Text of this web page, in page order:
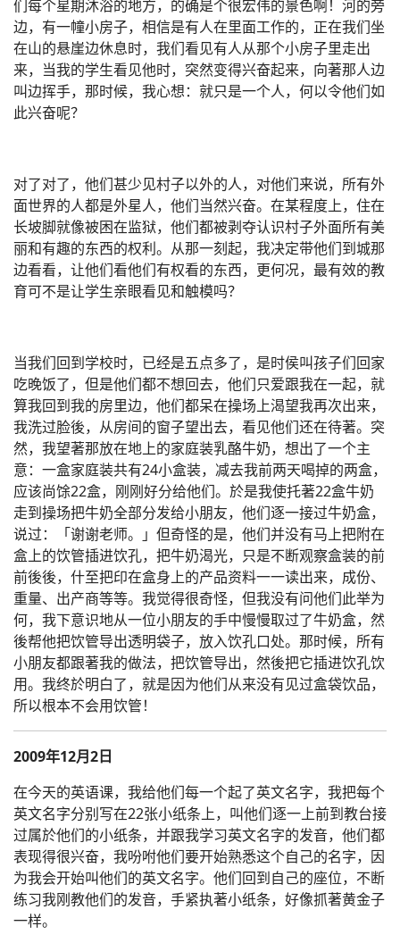
们每个星期沐浴的地方，的确是个很宏伟的景色啊！河的旁
边，有一幢小房子，相信是有人在里面工作的，正在我们坐
在山的悬崖边休息时，我们看见有人从那个小房子里走出
来，当我的学生看见他时，突然变得兴奋起来，向著那人边
叫边挥手，那时候，我心想：就只是一个人，何以令他们如
此兴奋呢？
对了对了，他们甚少见村子以外的人，对他们来说，所有外
面世界的人都是外星人，他们当然兴奋。在某程度上，住在
长坡脚就像被困在监狱，他们都被剥夺认识村子外面所有美
丽和有趣的东西的权利。从那一刻起，我决定带他们到城那
边看看，让他们看他们有权看的东西，更何况，最有效的教
育可不是让学生亲眼看见和触模吗？
当我们回到学校时，已经是五点多了，是时侯叫孩子们回家
吃晚饭了，但是他们都不想回去，他们只爱跟我在一起，就
算我回到我的房里边，他们都呆在操场上渴望我再次出来，
我洗过脸後，从房间的窗子望出去，看见他们还在待著。突
然，我望著那放在地上的家庭装乳酪牛奶，想出了一个主
意：一盒家庭装共有24小盒装，减去我前两天喝掉的两盒，
应该尚馀22盒，刚刚好分给他们。於是我使托著22盒牛奶
走到操场把牛奶全部分发给小朋友，他们逐一接过牛奶盒，
说过：「谢谢老师。」但奇怪的是，他们并没有马上把附在
盒上的饮管插进饮孔，把牛奶渴光，只是不断观察盒装的前
前後後，什至把印在盒身上的产品资料一一读出来，成份、
重量、出产商等等。我觉得很奇怪，但我没有问他们此举为
何，我下意识地从一位小朋友的手中慢慢取过了牛奶盒，然
後帮他把饮管导出透明袋子，放入饮孔口处。那时候，所有
小朋友都跟著我的做法，把饮管导出，然後把它插进饮孔饮
用。我终於明白了，就是因为他们从来没有见过盒袋饮品，
所以根本不会用饮管！
2009年12月2日
在今天的英语课，我给他们每一个起了英文名字，我把每个
英文名字分别写在22张小纸条上，叫他们逐一上前到教台接
过属於他们的小纸条，并跟我学习英文名字的发音，他们都
表现得很兴奋，我吩咐他们要开始熟悉这个自己的名字，因
为我会开始叫他们的英文名字。他们回到自己的座位，不断
练习我刚教他们的发音，手紧执著小纸条，好像抓著黄金子
一样。